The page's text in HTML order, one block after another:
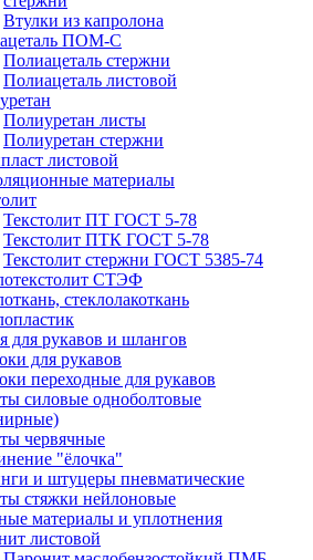
Втулки из капролона
ПОМ-С
Полиацеталь стержни
Полиацеталь листовой
Полиуретан листы
Полиуретан стержни
листовой
материалы
Текстолит ПТ ГОСТ 5-78
Текстолит ПТК ГОСТ 5-78
Текстолит стержни ГОСТ 5385-74
СТЭФ
стеклолакоткань
для рукавов и шлангов
для рукавов
переходные для рукавов
силовые одноболтовые
червячные
"ёлочка"
и штуцеры пневматические
стяжки нейлоновые
материалы и уплотнения
листовой